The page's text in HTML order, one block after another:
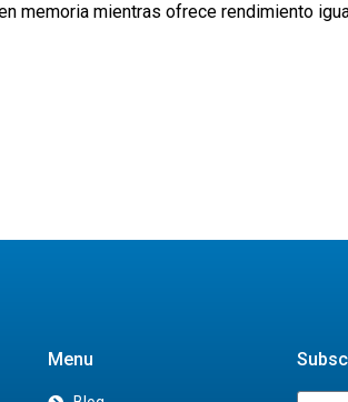
memoria mientras ofrece rendimiento
Menu